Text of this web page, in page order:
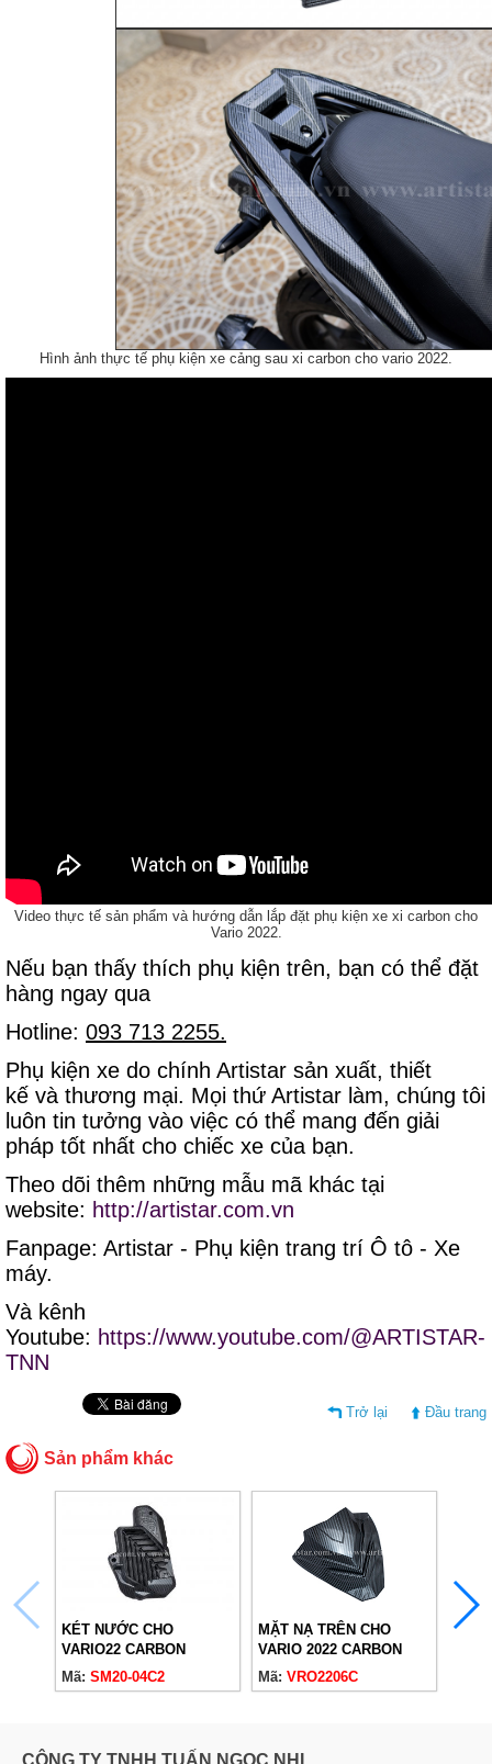
Hình ảnh thực tế phụ kiện xe cảng sau xi carbon cho vario 2022.
Video thực tế sản phẩm và hướng dẫn lắp đặt phụ kiện xe xi carbon cho
Vario 2022.
Nếu bạn thấy thích phụ kiện trên, bạn có thể đặt
hàng ngay qua
Hotline: 093 713 2255.
Phụ kiện xe do chính Artistar sản xuất, thiết
kế và thương mại. Mọi thứ Artistar làm, chúng tôi
luôn tin tưởng vào việc có thể mang đến giải
pháp tốt nhất cho chiếc xe của bạn.
Theo dõi thêm những mẫu mã khác tại
website: http://artistar.com.vn
Fanpage: Artistar - Phụ kiện trang trí Ô tô - Xe
máy.
Và kênh
Youtube: https://www.youtube.com/@ARTISTAR-
TNN
Trở lại Đầu trang
Sản phẩm khác
KÉT NƯỚC CHO
VARIO22 CARBON
Mã: SM20-04C2
MẶT NẠ TRÊN CHO
VARIO 2022 CARBON
Mã: VRO2206C